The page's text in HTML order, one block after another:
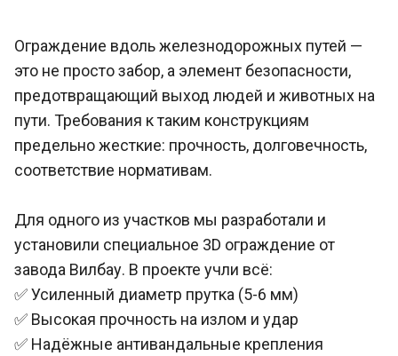
Ограждение вдоль железнодорожных путей —
это не просто забор, а элемент безопасности,
предотвращающий выход людей и животных на
пути. Требования к таким конструкциям
предельно жесткие: прочность, долговечность,
соответствие нормативам.
Для одного из участков мы разработали и
установили специальное 3D ограждение от
завода Вилбау. В проекте учли всё:
✅ Усиленный диаметр прутка (5-6 мм)
✅ Высокая прочность на излом и удар
✅ Надёжные антивандальные крепления